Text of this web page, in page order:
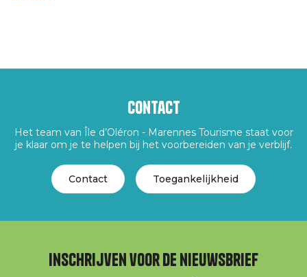
Contact
Het team van Île d’Oléron - Marennes Tourisme staat voor
je klaar om je te helpen bij het voorbereiden van je verblijf.
Contact Toegankelijkheid
Inschrijven voor de nieuwsbrief